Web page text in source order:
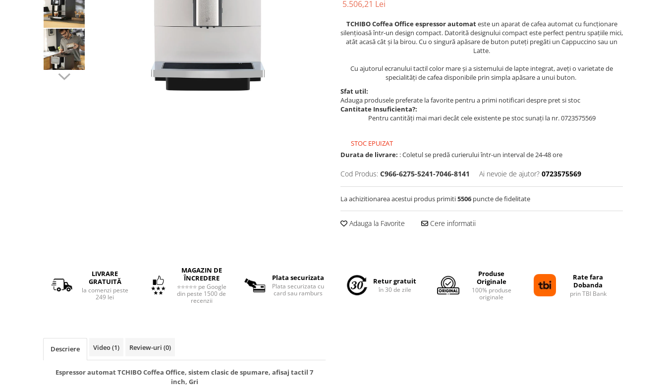
5.506,21 Lei
TCHIBO Coffea Office espressor automateste un aparat de cafea automat cu funcționare
silențioasă într-un design compact. Datorită designului compact este perfect pentru spațiile mici,
atât acasă cât și la birou. Cu o singură apăsare de buton puteți pregăti un Cappuccino sau un
Latte.
Cu ajutorul ecranului tactil color mare și a sistemului de lapte integrat, aveți o varietate de
specialități de cafea disponibile prin simpla apăsare a unui buton.
Sfat util:
Adauga produsele preferate la favorite pentru a primi notificari despre pret si stoc
Cantitate Insuficienta?:
Pentru cantități mai mari decât cele existente pe stoc sunați la nr. 0723575569
STOC EPUIZAT
Durata de livrare: : Coletul se predă curierului într-un interval de 24-48 ore
Cod Produs: C966-6275-5241-7046-8141 Ai nevoie de ajutor? 0723575569
La achizitionarea acestui produs primiti5506 puncte de fidelitate
Adauga la Favorite Cere informatii
LIVRARE
GRATUITĂ
la comenzi peste
249 lei
MAGAZIN DE
ÎNCREDERE
⭐⭐⭐⭐⭐ pe Google
din peste 1500 de
recenzii
Plata securizata
Plata securizata cu
card sau ramburs
Retur gratuit
în 30 de zile
Produse
Originale
100% produse
originale
Rate fara
Dobanda
prin TBI Bank
Descriere Video(1) Review-uri (0)
Espressor automat TCHIBO Coffea Office, sistem clasic de spumare, afisaj tactil 7
inch, Gri